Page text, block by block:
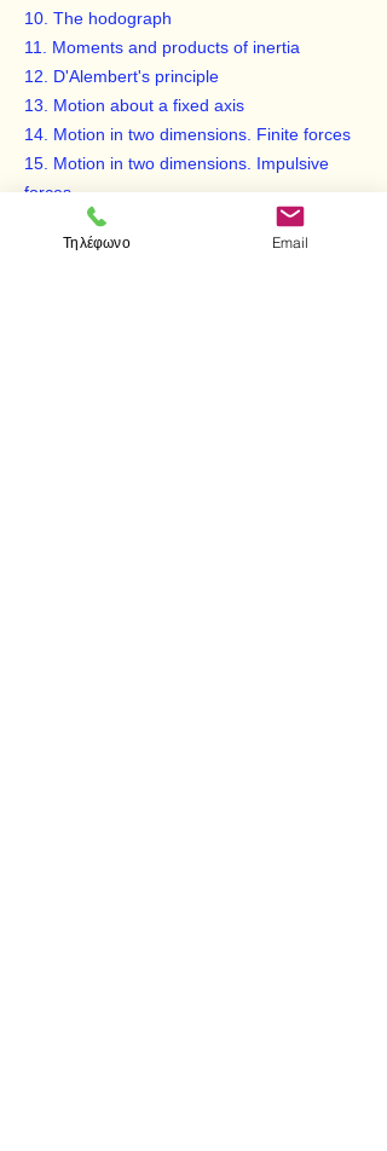
10. The hodograph
11. Moments and products of inertia
12. D'Alembert's principle
13. Motion about a fixed axis
14. Motion in two dimensions. Finite forces
15. Motion in two dimensions. Impulsive
forces
16. Instantaneous centre
17. Conservation of linear and angular
Τηλέφωνο Email